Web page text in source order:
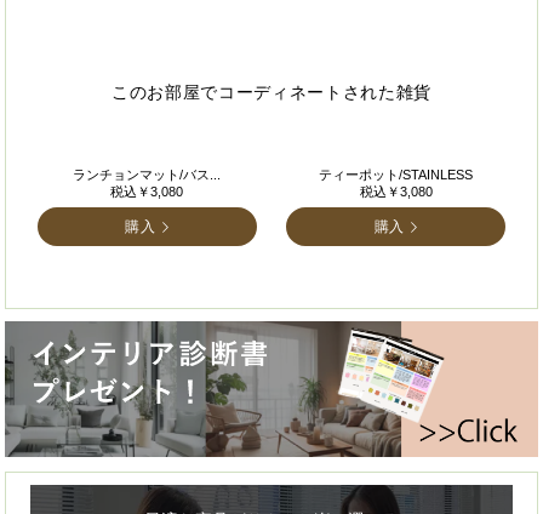
このお部屋でコーディネートされた雑貨
ランチョンマット/バス...
税込￥3,080
購入
ティーポット/STAINLESS
税込￥3,080
購入